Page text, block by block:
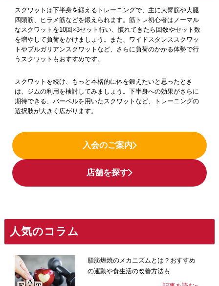
スクワットは下半身を鍛えるトレーニングで、主に大臀筋や大腿
四頭筋、ヒラメ筋などを鍛えられます。筋トレ初心者はノーマル
なスクワットを10回×3セット行い、慣れてきたら回数やセット数
を増やして負荷をかけましょう。また、ワイドスタンススクワッ
トやブルガリアンスクワットなど、さらに負荷のかかる体勢で行
うスクワットもおすすめです。
スクワットを続け、もっと本格的に体を鍛えたいと思ったとき
は、ジムの利用を検討してみましょう。下半身への効果がさらに
期待できる、バーベルを用いたスクワットなど、トレーニングの
選択肢が大きく広がります。
入会のご案内
店舗を探す
人気のコラム
脂肪燃焼のメカニズムとは？おすすめ
の運動や食生活の改善方法も